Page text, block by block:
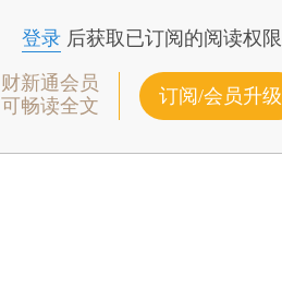
登录后获取已订阅的阅读权限
财新通会员
可畅读全文
订阅/会员升级